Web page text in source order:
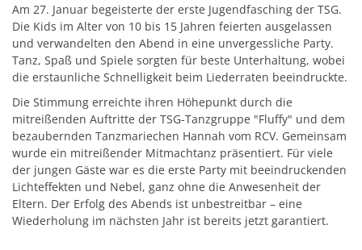
Am 27. Januar begeisterte der erste Jugendfasching der TSG.
Die Kids im Alter von 10 bis 15 Jahren feierten ausgelassen
und verwandelten den Abend in eine unvergessliche Party.
Tanz, Spaß und Spiele sorgten für beste Unterhaltung, wobei
die erstaunliche Schnelligkeit beim Liederraten beeindruckte.
Die Stimmung erreichte ihren Höhepunkt durch die
mitreißenden Auftritte der TSG-Tanzgruppe "Fluffy" und dem
bezaubernden Tanzmariechen Hannah vom RCV. Gemeinsam
wurde ein mitreißender Mitmachtanz präsentiert. Für viele
der jungen Gäste war es die erste Party mit beeindruckenden
Lichteffekten und Nebel, ganz ohne die Anwesenheit der
Eltern. Der Erfolg des Abends ist unbestreitbar – eine
Wiederholung im nächsten Jahr ist bereits jetzt garantiert.